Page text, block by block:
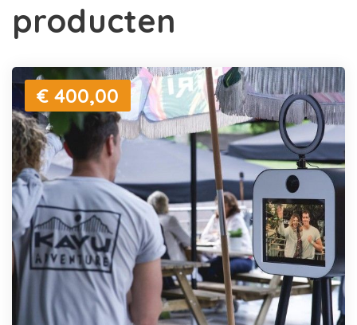
producten
€ 400,00